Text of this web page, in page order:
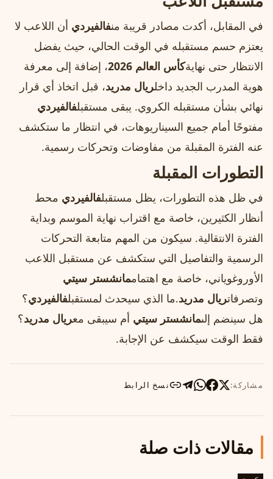
في المقابل، أكدت مصادر قريبة منفالفيردي أن اللاعب لا
يعتزم حسم مستقبله في الوقت الحالي، حيث يفضل
الانتظار حتى نهايةكأس العالم 2026
، إضافة إلى معرفة
هوية المدرب الجديد داخلريال مدريد، قبل اتخاذ أي قرار
نهائي بشأن مستقبله الكروي. يبقى مستقبلفالفيردي
مفتوحًا أمام جميع السيناريوهات، في انتظار ما ستكشف
عنه الفترة المقبلة من مفاوضات وتحركات رسمية.
التطورات المقبلة
في ظل هذه التطورات، يظل مستقبلفالفيردي محط
أنظار الكثيرين، خاصة مع اقتراب نهاية الموسم وبداية
الفترة الانتقالية. سيكون من المهم متابعة التحركات
الرسمية والتفاصيل التي ستكشف عن مستقبل اللاعب
الأوروغوياني، خاصة مع اهتماممانشستر سيتي
وتصرفاتريال مدريد.ما الذي سيحدث لمستقبلفالفيردي؟
هل سينضم إلىمانشستر سيتي أم سيبقى معريال مدريد؟
فقط الوقت سيكشف عن الإجابة.
مشاركة: نسخ الرابط
مقالات ذات صلة